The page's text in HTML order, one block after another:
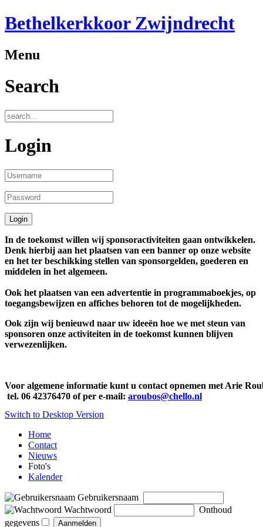
Bethelkerkkoor Zwijndrecht
Menu
Search
Login
In de toekomst willen wij sponsoractiviteiten gaan ontwikkelen.
Denk hierbij aan het plaatsen van een banner op onze website
en het ter beschikking stellen van sponsorgelden, goederen en
middelen in het algemeen.
Ook het plaatsen van een advertentie in programmaboekjes, op
toegangsbewijzen en affiches behoren tot de mogelijkheden.
Ook zijn wij benieuwd naar uw ideeën hoe we met steun van
sponsoren onze activiteiten in de toekomst kunnen blijven
verwezenlijken.
Voor algemene informatie kunt u contact opnemen met Arie
tel. 06 42376470 of per e-mail: aroubos@chello.nl
Switch to Desktop Version
Home
Contact
Nieuws
Foto's
Kalender
Gebruikersnaam
Wachtwoord
Onthoud
gegevens